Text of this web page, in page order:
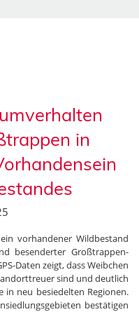
in
vorhandener Wildbestand
besenderter Großtrappen-
Daten zeigt, dass Weibchen
sind und deutlich
in neu besiedelten Regionen.
bestätigen